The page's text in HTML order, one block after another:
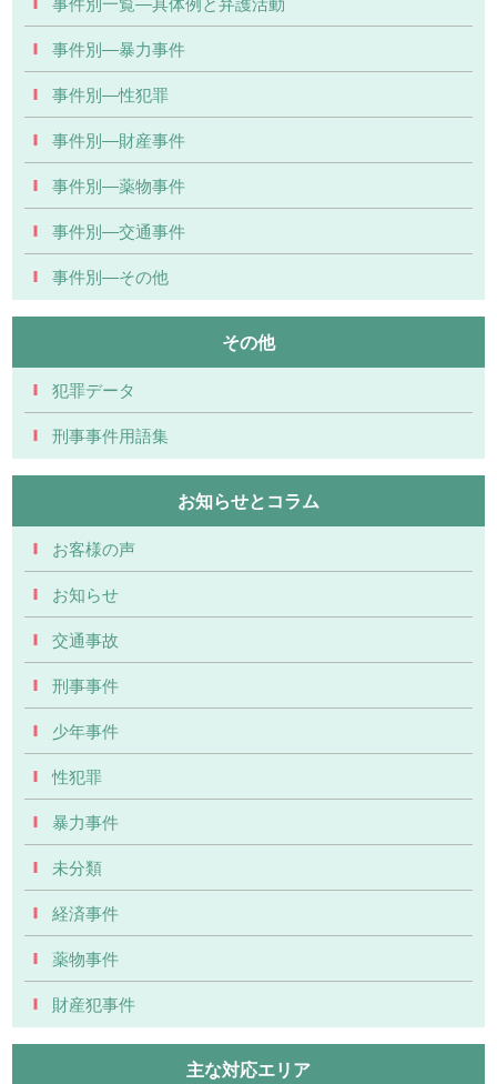
事件別―暴力事件
事件別―性犯罪
事件別―財産事件
事件別―薬物事件
事件別―交通事件
事件別―その他
その他
犯罪データ
刑事事件用語集
お知らせとコラム
お客様の声
お知らせ
交通事故
刑事事件
少年事件
性犯罪
暴力事件
未分類
経済事件
薬物事件
財産犯事件
主な対応エリア